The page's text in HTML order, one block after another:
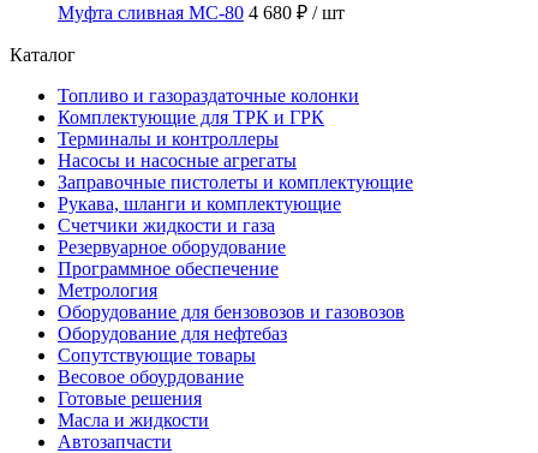
Муфта сливная МС-80 4 680 ₽ / шт
Каталог
Топливо и газораздаточные колонки
Комплектующие для ТРК и ГРК
Терминалы и контроллеры
Насосы и насосные агрегаты
Заправочные пистолеты и комплектующие
Рукава, шланги и комплектующие
Счетчики жидкости и газа
Резервуарное оборудование
Программное обеспечение
Метрология
Оборудование для бензовозов и газовозов
Оборудование для нефтебаз
Сопутствующие товары
Весовое обоурдование
Готовые решения
Масла и жидкости
Автозапчасти